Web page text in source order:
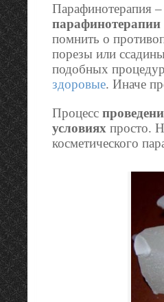
Парафинотерапия
помнить о
порезы или
подобных
здоровые. Иначе
Процесс
условиях просто.
косметического